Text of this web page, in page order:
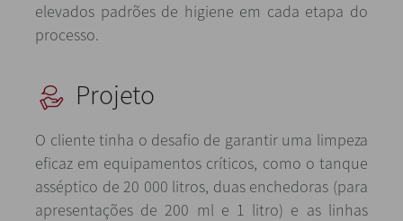
elevados padrões de higiene em cada etapa do
processo.
Projeto
O cliente tinha o desafio de garantir uma limpeza
eficaz em equipamentos críticos, como o tanque
asséptico de 20 000 litros, duas enchedoras (para
apresentações de 200 ml e 1 litro) e as linhas